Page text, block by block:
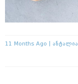
11 Months Ago Ანტალია